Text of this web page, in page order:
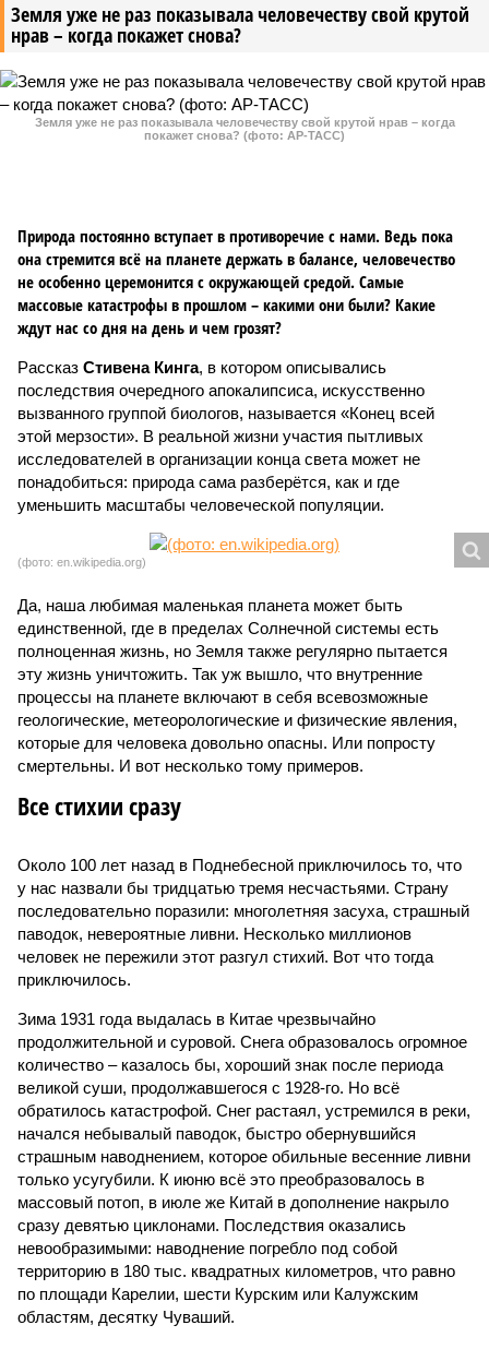
Земля уже не раз показывала человечеству свой крутой
нрав – когда покажет снова?
Земля уже не раз показывала человечеству свой крутой нрав – когда
покажет снова? (фото: АР-ТАСС)
Природа постоянно вступает в противоречие с нами. Ведь пока
она стремится всё на планете держать в балансе, человечество
не особенно церемонится с окружающей средой. Самые
массовые катастрофы в прошлом – какими они были? Какие
ждут нас со дня на день и чем грозят?
Рассказ Стивена Кинга, в котором описывались
последствия очередного апокалипсиса, искусственно
вызванного группой биологов, называется «Конец всей
этой мерзости». В реальной жизни участия пытливых
исследователей в организации конца света может не
понадобиться: природа сама разберётся, как и где
уменьшить масштабы человеческой популяции.
(фото: en.wikipedia.org)
Да, наша любимая маленькая планета может быть
единственной, где в пределах Солнечной системы есть
полноценная жизнь, но Земля также регулярно пытается
эту жизнь уничтожить. Так уж вышло, что внутренние
процессы на планете включают в себя всевозможные
геологические, метеорологические и физические явления,
которые для человека довольно опасны. Или попросту
смертельны. И вот несколько тому примеров.
Все стихии сразу
Около 100 лет назад в Поднебесной приключилось то, что
у нас назвали бы тридцатью тремя несчастьями. Страну
последовательно поразили: многолетняя засуха, страшный
паводок, невероятные ливни. Несколько миллионов
человек не пережили этот разгул стихий. Вот что тогда
приключилось.
Зима 1931 года выдалась в Китае чрезвычайно
продолжительной и суровой. Снега образовалось огромное
количество – казалось бы, хороший знак после периода
великой суши, продолжавшегося с 1928-го. Но всё
обратилось катастрофой. Снег растаял, устремился в реки,
начался небывалый паводок, быстро обернувшийся
страшным наводнением, которое обильные весенние ливни
только усугубили. К июню всё это преобразовалось в
массовый потоп, в июле же Китай в дополнение накрыло
сразу девятью циклонами. Последствия оказались
невообразимыми: наводнение погребло под собой
территорию в 180 тыс. квадратных километров, что равно
по площади Карелии, шести Курским или Калужским
областям, десятку Чуваший.